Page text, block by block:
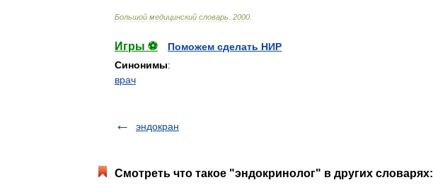
Большой медицинский словарь 2000
Игры ⚽
Поможем сделать НИР
Синонимы:
врач
эндокран
Смотреть что такое "эндокринолог" в других словарях: